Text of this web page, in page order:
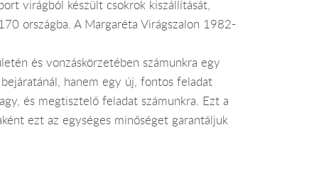
virágból készült csokrok kiszállítását,
országba. A Margaréta Virágszalon 1982-
és vonzáskörzetében számunkra egy
hanem egy új, fontos feladat
és megtisztelő feladat számunkra. Ezt a
ezt az egységes minőséget garantáljuk